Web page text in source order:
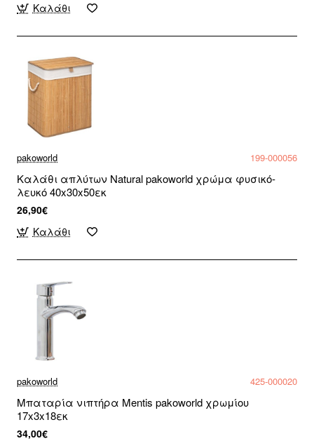
Καλάθι
pakoworld 199-000056
Καλάθι απλύτων Natural pakoworld χρώμα φυσικό-
λευκό 40x30x50εκ
26,90€
Καλάθι
pakoworld 425-000020
Μπαταρία νιπτήρα Mentis pakoworld χρωμίου
17x3x18εκ
34,00€